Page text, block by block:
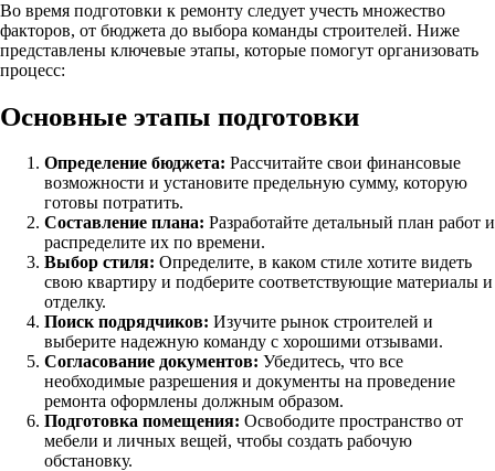
Во время подготовки к ремонту следует учесть множество
факторов, от бюджета до выбора команды строителей. Ниже
представлены ключевые этапы, которые помогут организовать
процесс:
Основные этапы подготовки
Определение бюджета: Рассчитайте свои финансовые
возможности и установите предельную сумму, которую
готовы потратить.
Составление плана: Разработайте детальный план работ и
распределите их по времени.
Выбор стиля: Определите, в каком стиле хотите видеть
свою квартиру и подберите соответствующие материалы и
отделку.
Поиск подрядчиков: Изучите рынок строителей и
выберите надежную команду с хорошими отзывами.
Согласование документов: Убедитесь, что все
необходимые разрешения и документы на проведение
ремонта оформлены должным образом.
Подготовка помещения: Освободите пространство от
мебели и личных вещей, чтобы создать рабочую
обстановку.